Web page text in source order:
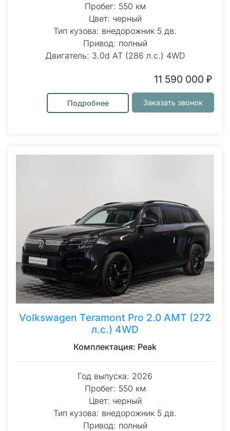
Пробег: 550 км
Цвет: черный
Тип кузова: внедорожник 5 дв.
Привод: полный
Двигатель: 3.0d AT (286 л.с.) 4WD
11 590 000 ₽
Подробнее Заказать звонок
Volkswagen Teramont Pro 2.0 AMT (272
л.с.) 4WD
Комплектация: Peak
Год выпуска: 2026
Пробег: 550 км
Цвет: черный
Тип кузова: внедорожник 5 дв.
Привод: полный